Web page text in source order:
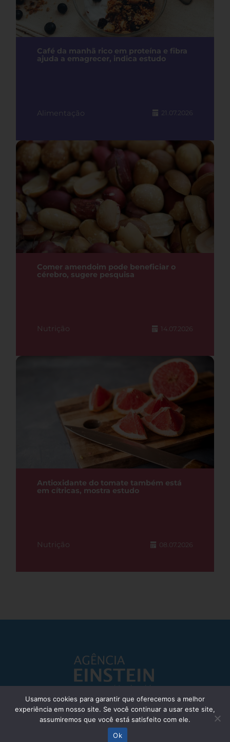
Café da manhã rico em proteína e fibra
ajuda a emagrecer, indica estudo
Alimentação 21.07.2026
Comer amendoim pode beneficiar o
cérebro, sugere pesquisa
Nutrição 14.07.2026
Antioxidante do tomate também está
em cítricas, mostra estudo
Nutrição 08.07.2026
Responsável Técnico: Dr. Eliezer Silva - CRM: 85148-SP
© Einstein Hospital Israelita 2025 - Todos os direitos reservados
Usamos cookies para garantir que oferecemos a melhor
experiência em nosso site. Se você continuar a usar este site,
assumiremos que você está satisfeito com ele.
Ok